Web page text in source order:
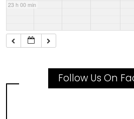
23 h 00 min
Follow Us On